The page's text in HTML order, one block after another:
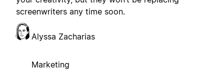
screenwriters any time soon.
Alyssa Zacharias
Marketing